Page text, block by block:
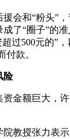
和“粉头”，
了“圈子”的
过500元的”
付款。
险
金额巨大，许
教授张力表示